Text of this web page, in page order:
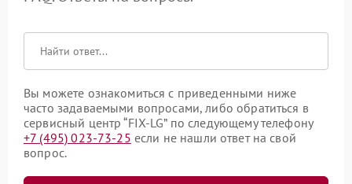
Вы можете ознакомиться с приведенными ниже
часто задаваемыми вопросами, либо обратиться в
сервисный центр “FIX-LG” по следующему телефону
+7 (495) 023-73-25 если не нашли ответ на свой
вопрос.